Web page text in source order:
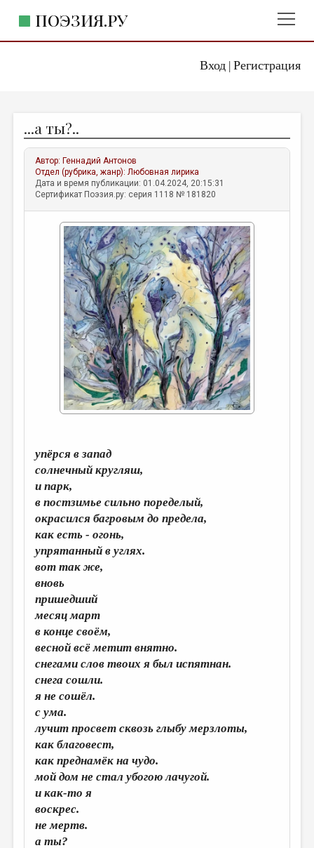
Вход| Регистрация
ПОЭЗИЯ.РУ
ЖАНРЫ
АВТОРЫ
КОММЕНТАРИИ
ЛИТСАЛОН
ПРАВИЛА САЙТА
ОТДЕЛЫ И РУБРИКИ
ИЗБРАННОЕ
ДАЙДЖЕСТ
ПРОИЗВЕДЕНИЯ
ПЕРЕВОДЫ
КОНКУРСЫ
КНИЖНАЯ ПОЛКА
ОБЗОР ЛИТЕРАТУРЫ
СТРАНИЦЫ ПАМЯТИ
ОБЪЯВЛЕНИЯ
РЕДКОЛЛЕГИЯ
ОТ РЕДАКЦИИ
МАЛАЯ ПРОЗА
ЛИТЕРАТУРОВЕДЕНИЕ
КУЛЬТУРОВЕДЕНИЕ
ПУБЛИЦИСТИКА
РЕЦЕНЗИРОВАНИЕ
ЦИКЛЫ ПУБЛИКАЦИЙ
ТРЕДИАКОВСКИЙ
МЕДИА
...а ты?..
Автор: Геннадий Антонов
Отдел (рубрика, жанр):Любовная лирика
Дата и время публикации: 01.04.2024, 20:15:31
Сертификат Поэзия.ру: серия 1118 № 181820
упёрся в запад
солнечный кругляш,
и парк,
в постзимье сильно поределый,
окрасился багровым до предела,
как есть - огонь,
упрятанный в углях.
вот так же,
вновь
пришедший
месяц март
в конце своём,
весной всё метит внятно.
снегами слов твоих я был испятнан.
снега сошли.
я не сошёл.
с ума.
лучит просвет сквозь глыбу мерзлоты,
как благовест,
как преднамёк на чудо.
мой дом не стал убогою лачугой.
и как-то я
воскрес.
не мертв.
а ты?